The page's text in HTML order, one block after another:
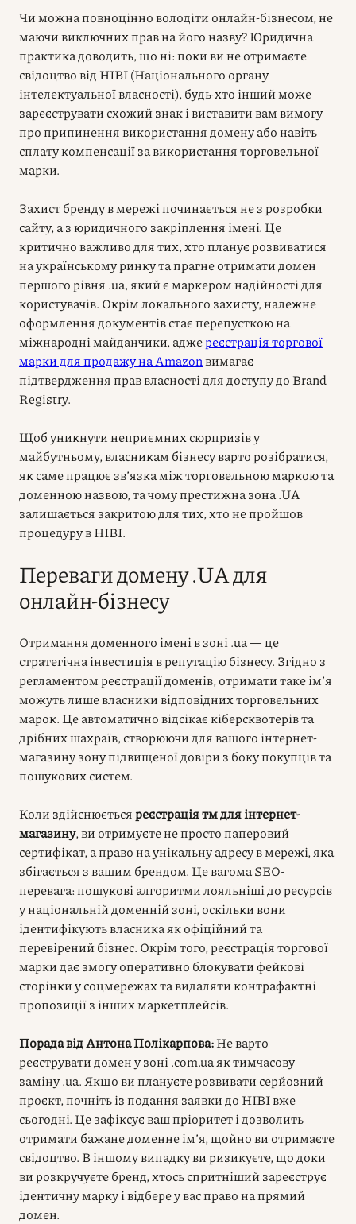
Чи можна повноцінно володіти онлайн-бізнесом, не
маючи виключних прав на його назву? Юридична
практика доводить, що ні: поки ви не отримаєте
свідоцтво від НІВІ (Національного органу
інтелектуальної власності), будь-хто інший може
зареєструвати схожий знак і виставити вам вимогу
про припинення використання домену або навіть
сплату компенсації за використання торговельної
марки.
Захист бренду в мережі починається не з розробки
сайту, а з юридичного закріплення імені. Це
критично важливо для тих, хто планує розвиватися
на українському ринку та прагне отримати домен
першого рівня .ua, який є маркером надійності для
користувачів. Окрім локального захисту, належне
оформлення документів стає перепусткою на
міжнародні майданчики, аджереєстрація торгової
марки для продажу на Amazonвимагає
підтвердження прав власності для доступу до Brand
Registry.
Щоб уникнути неприємних сюрпризів у
майбутньому, власникам бізнесу варто розібратися,
як саме працює зв’язка між торговельною маркою та
доменною назвою, та чому престижна зона .UA
залишається закритою для тих, хто не пройшов
процедуру в НІВІ.
Переваги домену .UA для
онлайн-бізнесу
Отримання доменного імені в зоні .ua — це
стратегічна інвестиція в репутацію бізнесу. Згідно з
регламентом реєстрації доменів, отримати таке ім’я
можуть лише власники відповідних торговельних
марок. Це автоматично відсікає кіберсквотерів та
дрібних шахраїв, створюючи для вашого інтернет-
магазину зону підвищеної довіри з боку покупців та
пошукових систем.
Коли здійснюється реєстрація тм для інтернет-
магазину, ви отримуєте не просто паперовий
сертифікат, а право на унікальну адресу в мережі, яка
збігається з вашим брендом. Це вагома SEO-
перевага: пошукові алгоритми лояльніші до ресурсів
у національній доменній зоні, оскільки вони
ідентифікують власника як офіційний та
перевірений бізнес. Окрім того, реєстрація торгової
марки дає змогу оперативно блокувати фейкові
сторінки у соцмережах та видаляти контрафактні
пропозиції з інших маркетплейсів.
Порада від Антона Полікарпова:Не варто
реєструвати домен у зоні .com.ua як тимчасову
заміну .ua. Якщо ви плануєте розвивати серйозний
проєкт, почніть із подання заявки до НІВІ вже
сьогодні. Це зафіксує ваш пріоритет і дозволить
отримати бажане доменне ім’я, щойно ви отримаєте
свідоцтво. В іншому випадку ви ризикуєте, що доки
ви розкручуєте бренд, хтось спритніший зареєструє
ідентичну марку і відбере у вас право на прямий
домен.